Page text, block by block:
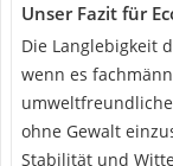
Unser Fazit für
Die Langlebigkeit
wenn es
ohne Gewalt
Stabilität und